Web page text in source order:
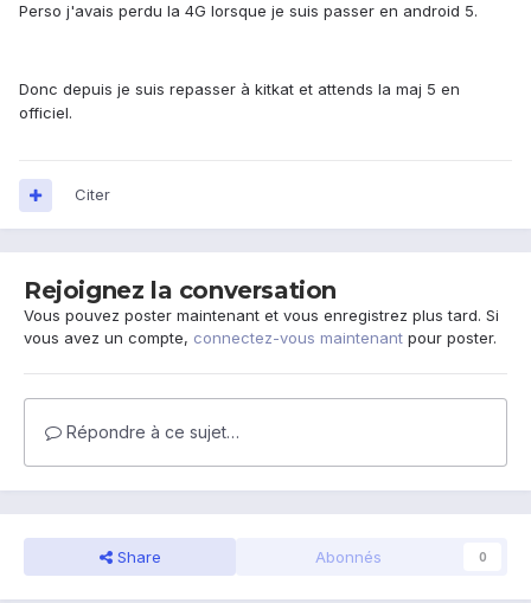
Perso j'avais perdu la 4G lorsque je suis passer en android 5.
Donc depuis je suis repasser à kitkat et attends la maj 5 en
officiel.
Citer
Rejoignez la conversation
Vous pouvez poster maintenant et vous enregistrez plus tard. Si
vous avez un compte, connectez-vous maintenant pour poster.
Répondre à ce sujet…
Share Abonnés 0